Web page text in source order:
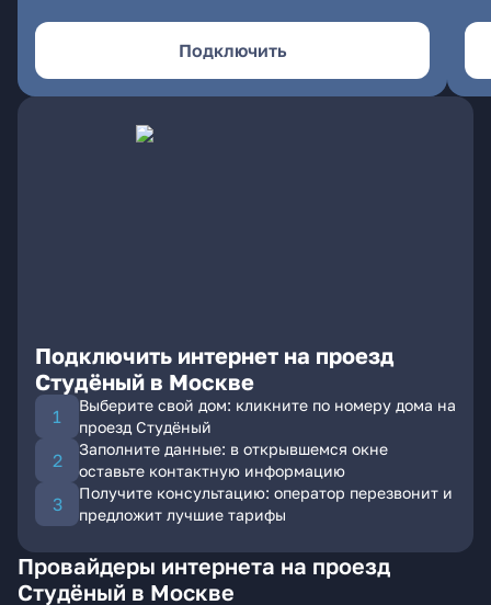
Подключить
Подключить интернет на проезд
Студёный в Москве
Выберите свой дом: кликните по номеру дома на
проезд Студёный
Заполните данные: в открывшемся окне
оставьте контактную информацию
Получите консультацию: оператор перезвонит и
предложит лучшие тарифы
Провайдеры интернета на проезд
Студёный в Москве